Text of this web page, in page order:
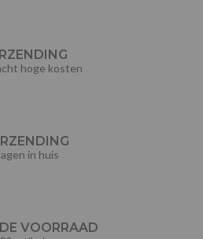
hoge kosten
in huis
VOORRAAD